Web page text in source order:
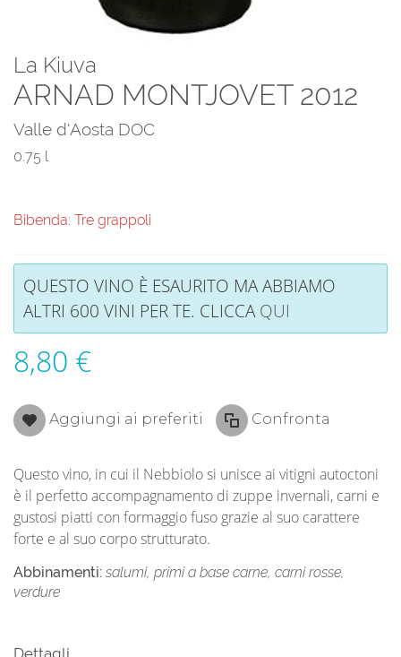
La Kiuva
ARNAD MONTJOVET 2012
Valle d'Aosta DOC
0.75 l
Bibenda: Tre grappoli
QUESTO VINO È ESAURITO MA ABBIAMO
ALTRI 600 VINI PER TE. CLICCAQUI
8,80 €
Aggiungi ai preferiti Confronta
Questo vino, in cui il Nebbiolo si unisce ai vitigni autoctoni
è il perfetto accompagnamento di zuppe invernali, carni e
gustosi piatti con formaggio fuso grazie al suo carattere
forte e al suo corpo strutturato.
Abbinamenti: salumi, primi a base carne, carni rosse,
verdure
Dettagli